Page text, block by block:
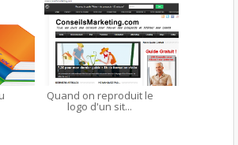
Quand on reproduit le
logo d'un sit...